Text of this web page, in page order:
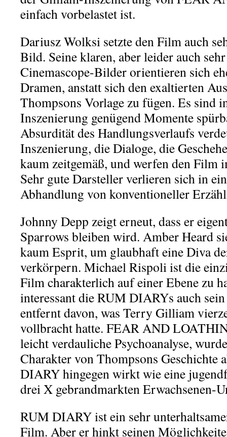
einfach vorbelastet ist.
Dariusz Wolksi setzte den Film auch
Bild. Seine klaren, aber leider auch
Cinemascope-Bilder orientieren sich
Dramen, anstatt sich den exaltierten
Thompsons Vorlage zu fügen. Es sind
Inszenierung genügend Momente
Absurdität des Handlungsverlaufs
Inszenierung, die Dialoge, die
kaum zeitgemäß, und werfen den Film
Sehr gute Darsteller verlieren sich in
Abhandlung von konventioneller
Johnny Depp zeigt erneut, dass er
Sparrows bleiben wird. Amber Heard
kaum Esprit, um glaubhaft eine Diva
verkörpern. Michael Rispoli ist die
Film charakterlich auf einer Ebene zu
interessant die RUM DIARYs auch
entfernt davon, was Terry Gilliam
vollbracht hatte. FEAR AND
leicht verdauliche Psychoanalyse,
Charakter von Thompsons Geschichte
DIARY hingegen wirkt wie eine
drei X gebrandmarkten Erwachsenen-
RUM DIARY ist ein sehr
Film. Aber er hinkt seinen